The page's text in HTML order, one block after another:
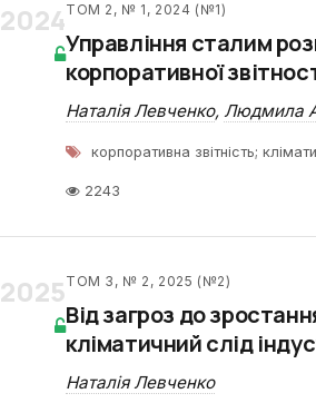
2024ТОМ 2, № 1, 2024 (№1)
Управління сталим
корпоративної
Наталія Левченко, Людмила
корпоративна звітність;
2243
2025ТОМ 3, № 2, 2025 (№2)
Від загроз до
кліматичний слід
Наталія Левченко